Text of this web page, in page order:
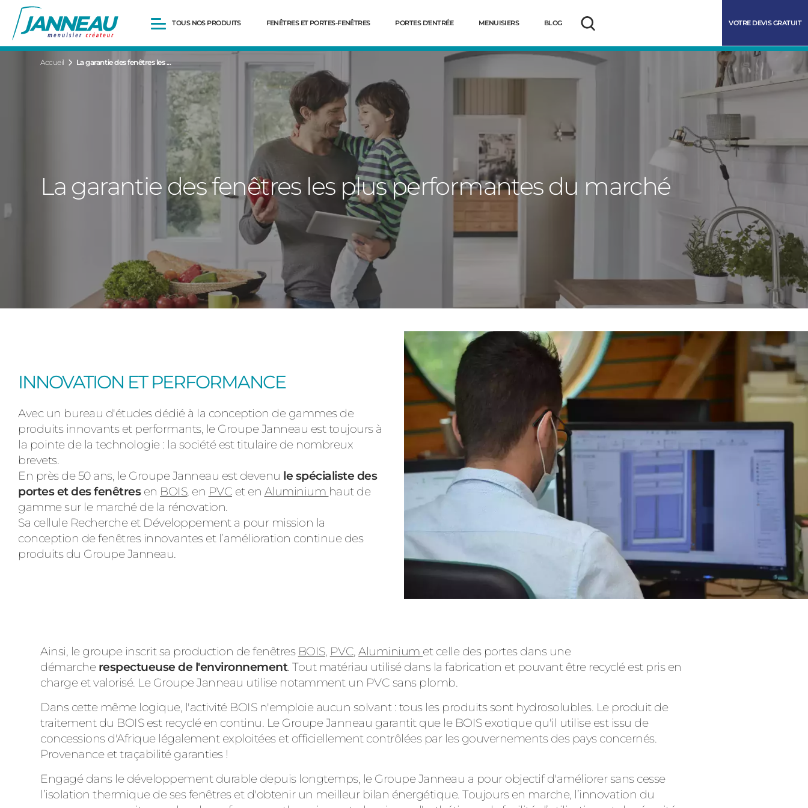
TOUS NOS PRODUITS
Consulter
FENÊTRES ET PORTES-FENÊTRES PORTES D'ENTRÉE MENUISIERS BLOG
Rechercher
VOTRE DEVIS GRATUIT
Accueil La garantie des fenêtres les ...
La garantie des fenêtres les plus performantes du marché
INNOVATION ET PERFORMANCE
Avec un bureau d'études dédié à la conception de gammes de
produits innovants et performants, le Groupe Janneau est toujours à
la pointe de la technologie : la société est titulaire de nombreux
brevets.
En près de 50 ans, le Groupe Janneau est devenu le spécialiste des
portes et des fenêtresen BOIS, en PVC et en Aluminium haut de
gamme sur le marché de la rénovation.
Sa cellule Recherche et Développement a pour mission la
conception de fenêtres innovantes et l’amélioration continue des
produits du Groupe Janneau.
Ainsi, le groupe inscrit sa production de fenêtres BOIS, PVC,Aluminium et celle des portes dans une
démarche respectueuse de l'environnement. Tout matériau utilisé dans la fabrication et pouvant être recyclé est pris en
charge et valorisé. Le Groupe Janneau utilise notamment un PVC sans plomb.
Dans cette même logique, l'activité BOIS n'emploie aucun solvant : tous les produits sont hydrosolubles. Le produit de
traitement du BOIS est recyclé en continu. Le Groupe Janneau garantit que le BOIS exotique qu'il utilise est issu de
concessions d'Afrique légalement exploitées et officiellement contrôlées par les gouvernements des pays concernés.
Provenance et traçabilité garanties !
Engagé dans le développement durable depuis longtemps, le Groupe Janneau a pour objectif d'améliorer sans cesse
l’isolation thermique de ses fenêtres et d'obtenir un meilleur bilan énergétique. Toujours en marche, l’innovation du